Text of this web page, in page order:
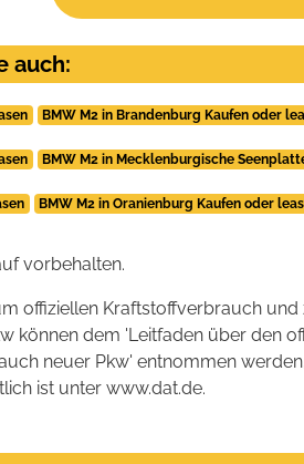
auch:
BMW M2 in Brandenburg Kaufen oder
BMW M2 in Mecklenburgische
BMW M2 in Oranienburg Kaufen oder
vorbehalten.
offiziellen Kraftstoffverbrauch und
können dem 'Leitfaden über den
neuer Pkw' entnommen
ist unter www.dat.de.